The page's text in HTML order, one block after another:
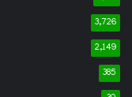
3,726
2,149
385